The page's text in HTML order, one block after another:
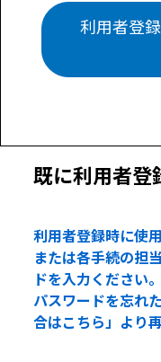
利用者登
既に利用者登
利用者登録時に使
または各手続の担
ドを入力ください。
パスワードを忘れ
合はこちら」より